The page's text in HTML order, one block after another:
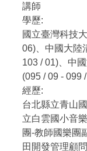
講師
學歷:
國立臺灣科技
06)、中國大陸
103 / 01)、中
(095 / 09 - 099
經歷:
台北縣立青山
立白雲國小音
團-教師國樂團
田開發管理顧